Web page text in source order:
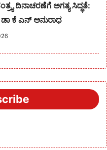
ದಿನಾಚರಣೆಗೆ ಅಗತ್ಯ ಸಿದ್ಧತೆ:
ಡಾ ಕೆ ಎನ್ ಅನುರಾಧ